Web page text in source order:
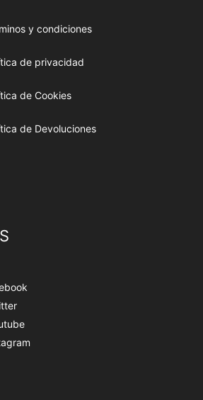
y condiciones
de privacidad
de Cookies
de Devoluciones